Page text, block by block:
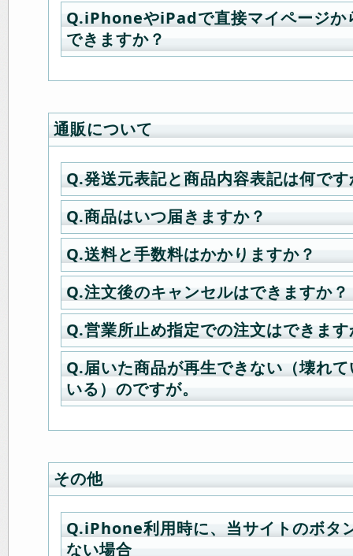
少数のスタッフで運営しております
解ご協力の程よろしくお願い致しま
品詳細欄の「視聴環境」をご覧下さ
解決
(3)クッキーが無効になっている →
して解決
(4)IEのプライバシー設定が「高」以
A.Machintoshご使用の場合は「VLC
フトをご利用頂くのが一番簡単です
ウンロードしてご利用下さい。
※オレンジのボタン「DownloadVLC
てしばらく待つと自動でダウンロー
QuickTimeをご利用の場合は「
能を追加して下さい。
WMV ファイルを QuickTIme Player
（外部ページ）→
※ 「無料でダウンロード」ボタンを
ンク先ページの青い「Download」
のでローディングに時間がかかりま
ください。
解凍はファイルをダブルクリックす
■Mac
StuffIt Expanderのダウンロードは
「スタッフイット エキスパンダー
お選び下さい
※圧縮ファイルを解凍するための定
A.はい可能です。
※その他ポータブルプレイヤーでの
Q.iPhoneやiPadで直接マイページか
できますか？
※基本的に緊縛桟敷キネマ館はスマ
下の回答ご御覧ください。
A.iPhone iPadの場合でiosが8以下の
Mobile」（¥240）というインター
ソフトを使うとダウンロードが可能
A.iPhone iPadの場合でiosが9以上
Store」にて「ブラウザ 無料」等の
してみて下さい。ダウンロード可能
フトが沢山出てきます。
マイページの購入履歴一覧の詳細よ
ージへ移動し、「iphone ipad/
らく押続け、メニューが出たら「ダ
んで下さい。（ダウンロード完了ま
でダウンロードは可能です。
います、Wi-Fi 環境にてダウンロー
い。
通販について
Q.発送元表記と商品内容表記は何で
A.商品購入手続きの途中で以下の中
す。
「杉浦則夫写真事務所/CD DVD」「
ソコン精密機器」「小泉ブックス/書
楽部/衣類」「サプリランド/食品説
ゴルフ/ゴルフ」
Q.商品はいつ届きますか？
A.発送は土日祝日を除く平日に行い
到着日の指定がある場合は購入時に
ご利用下さい。
※撮影がある場合発送が一日遅れて
はツイッターの撮影現場実況を御覧
※お届け先によってはご指定の日時
合もございます。
Q.送料と手数料はかかりますか？
A.送料は8000円以上から無料となり
ご購入が代引きの場合＝手数料は無
ご購入が銀行振込の場合＝弊社取り
京UFJ銀行です、他銀行からのお振
のご負担となります。
Q.注文後のキャンセルはできますか？
A（通信販売の場合）.発送準備前で
下記連絡先までご連絡ください。
電話：03-3357-2078 /メールでの
※発送準備に入ったご注文はキャン
了後に自動的にダウンロードが可能
き）基本的にキャンセルは承れませ
※銀行振込をご利用の場合、ID発行
ければ注文内容の変更は可能です。
Q.営業所止め指定での注文はできま
A（通信販売の場合）.ヤマト運輸営
す。
購入手続き時の「お届け先／商品内
てご指定ください。
Q.届いた商品が再生できない（壊れ
いる）のですが。
A（通信販売の場合）.ディスクに傷
ただきます。
お手数ですが、商品到着後7日以内
ください。
お問い合わせフォーム→
その他
Q.iPhone利用時に、当サイトのボタ
ない場合